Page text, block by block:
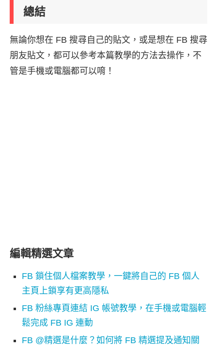
總結
無論你想在 FB 搜尋自己的貼文，或是想在 FB 搜尋
朋友貼文，都可以參考本篇教學的方法去操作，不
管是手機或電腦都可以唷！
編輯精選文章
FB 鎖住個人檔案教學，一鍵將自己的 FB 個人
主頁上鎖享有更高隱私
FB 粉絲專頁連結 IG 帳號教學，在手機或電腦輕
鬆完成 FB IG 連動
FB @精選是什麼？如何將 FB 精選提及通知關